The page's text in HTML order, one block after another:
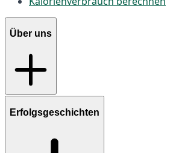
Über uns
Erfolgsgeschichten